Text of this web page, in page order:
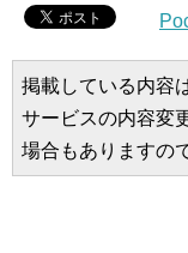
掲載している内容
サービスの内容変
場合もありますの